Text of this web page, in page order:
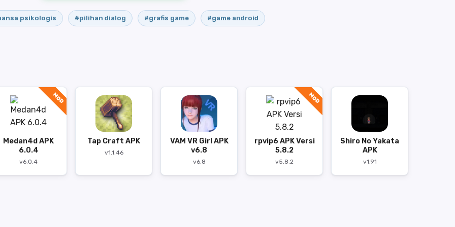
psikologis #pilihan dialog #grafis game #game android
MOD
Medan4d APK
6.0.4
v6.0.4
Tap Craft APK
v1.1.46
VAM VR Girl APK
v6.8
v6.8
MOD
rpvip6 APK Versi
5.8.2
v5.8.2
Shiro No Yakata
APK
v1.91